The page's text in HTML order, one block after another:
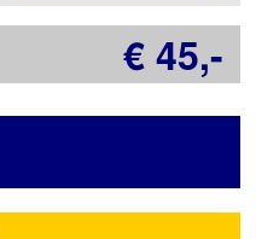
€ 45,-